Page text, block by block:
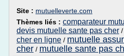
Site : mutuelleverte.com
Thèmes liés : comparateur
devis mutuelle sante pas cher /
cher en ligne / mutuelle
cher / mutuelle sante pas